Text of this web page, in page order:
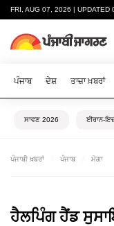
FRI, AUG 07, 2026 | UPDATED
ਪੰਜਾਬ ਦੇਸ਼ ਤਾਜ਼ਾ ਖ਼ਬਰਾਂ
ਸਾਵਣ 2026 ਈਰਾਨ-
ਪੰਜਾਬੀ ਖ਼ਬਰਾਂ ਪੰਜਾਬ ਮੋਗਾ
ਹੈਲਪਿੰਗ ਹੈਂਡ